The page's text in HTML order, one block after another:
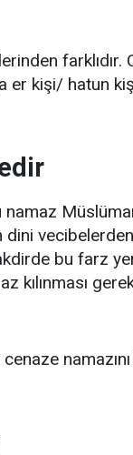
farklıdır.
er kişi/ hatun
namaz
bu farz
kılınması
namazını